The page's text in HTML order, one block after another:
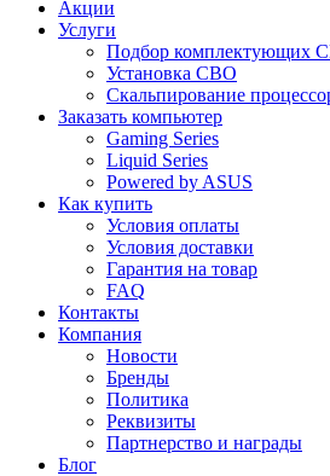
Акции
Услуги
Подбор комплектующих
Установка СВО
Скальпирование
Заказать компьютер
Gaming Series
Liquid Series
Powered by ASUS
Как купить
Условия оплаты
Условия доставки
Гарантия на товар
FAQ
Контакты
Компания
Новости
Бренды
Политика
Реквизиты
Партнерство и награды
Блог